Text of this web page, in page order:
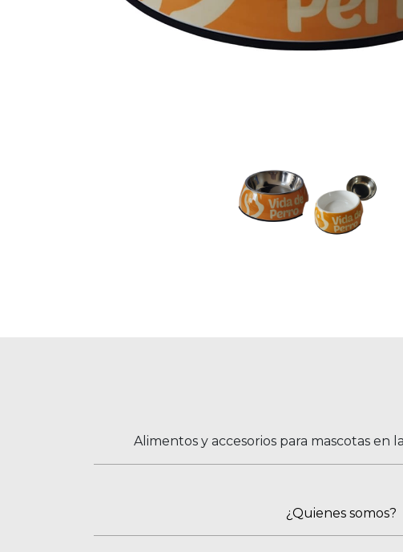
Alimentos y accesorios para mascotas en
¿Quienes somos?